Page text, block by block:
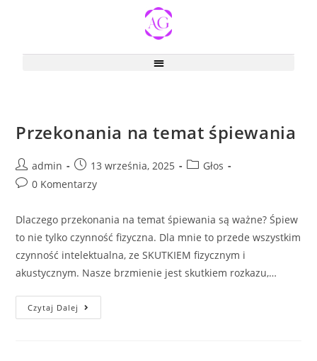
Przekonania na temat śpiewania
admin 13 września, 2025
Głos
0 Komentarzy
Dlaczego przekonania na temat śpiewania są ważne? Śpiew
to nie tylko czynność fizyczna. Dla mnie to przede wszystkim
czynność intelektualna, ze SKUTKIEM fizycznym i
akustycznym. Nasze brzmienie jest skutkiem rozkazu,…
Czytaj Dalej